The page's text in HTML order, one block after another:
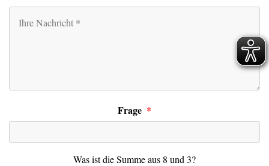
Frage *
Was ist die Summe aus 8 und 3?